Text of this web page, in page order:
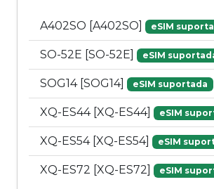
A402SO [A402SO] eSIM
SO-52E [SO-52E] eSIM
SOG14 [SOG14] eSIM suportada
XQ-ES44 [XQ-ES44] eSIM
XQ-ES54 [XQ-ES54] eSIM
XQ-ES72 [XQ-ES72] eSIM